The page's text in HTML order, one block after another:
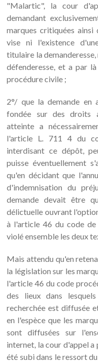
"Malartic", la cour
demandant
marques critiquées
vise ni l'existence
titulaire la
défenderesse, et a par
procédure civile ;
2°/ que la demande en
fondée sur des droits
atteinte a
l'article L. 711 4 du
interdisant ce dépôt,
puisse éventuellement
qu'en décidant que
d'indemnisation du
demande devait être
délictuelle ouvrant
à l'article 46 du code
violé ensemble les deux
Mais attendu qu'en
la législation sur les
l'article 46 du code
des lieux dans
recherchée est diffusée
en l'espèce que les
sont diffusées sur
internet, la cour d'appel a
été subi dans le ressort